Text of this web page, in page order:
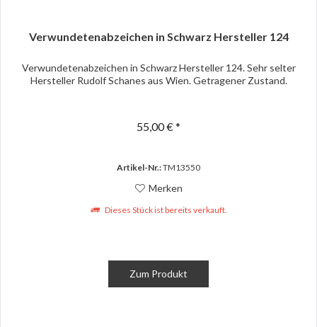
Verwundetenabzeichen in Schwarz Hersteller 124
Verwundetenabzeichen in Schwarz Hersteller 124. Sehr selter
Hersteller Rudolf Schanes aus Wien. Getragener Zustand.
55,00 € *
Artikel-Nr.:TM13550
Merken
Dieses Stück ist bereits verkauft.
Zum Produkt